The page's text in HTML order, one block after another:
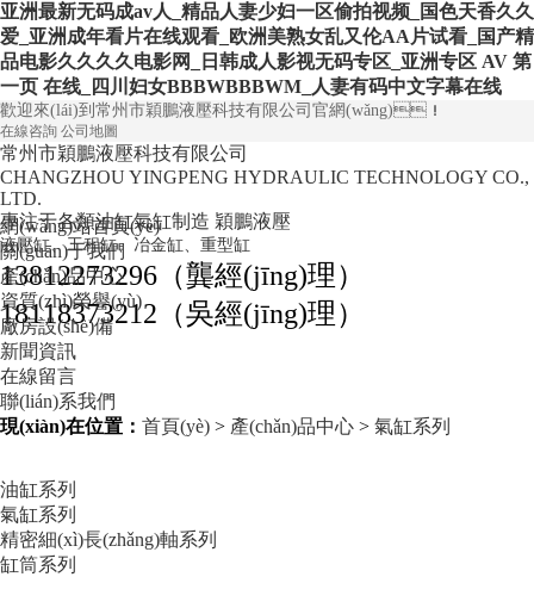
亚洲最新无码成av人_精品人妻少妇一区偷拍视频_国色天香久久
爱_亚洲成年看片在线观看_欧洲美熟女乱又伦AA片试看_国产精
品电影久久久久电影网_日韩成人影视无码专区_亚洲专区 AV 第
一页 在线_四川妇女BBBWBBBWM_人妻有码中文字幕在线
歡迎來(lái)到常州市穎鵬液壓科技有限公司官網(wǎng)！
在線咨詢 公司地圖
常州市穎鵬液壓科技有限公司
CHANGZHOU YINGPENG HYDRAULIC TECHNOLOGY CO.,
LTD.
專注于各類油缸氣缸制造 穎鵬液壓
液壓缸、工程缸、冶金缸、重型缸
13812273296（龔經(jīng)理）
18118373212（吳經(jīng)理）
網(wǎng)站首頁(yè)
關(guān)于我們
產(chǎn)品中心
資質(zhì)榮譽(yù)
廠房設(shè)備
新聞資訊
在線留言
聯(lián)系我們
現(xiàn)在位置： 首頁(yè) > 產(chǎn)品中心 > 氣缸系列
油缸系列
氣缸系列
精密細(xì)長(zhǎng)軸系列
缸筒系列